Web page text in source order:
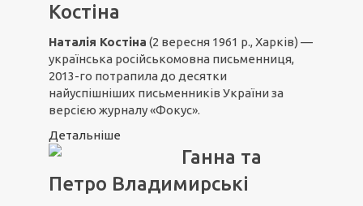
Костіна
Наталія Костіна (2 вересня 1961 р., Харків) —
українська російськомовна письменниця,
2013-го потрапила до десятки
найуспішніших письменників України за
версією журналу «Фокус».
Детальніше
Ганна та
Петро Владимирські